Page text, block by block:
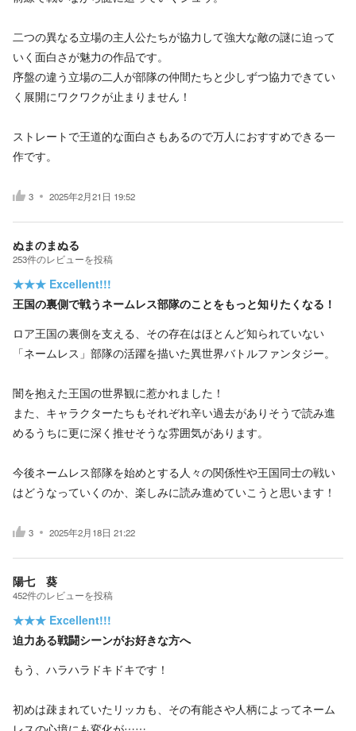
二つの異なる立場の主人公たちが協力して強大な敵の謎に迫って
いく面白さが魅力の作品です。
序盤の違う立場の二人が部隊の仲間たちと少しずつ協力できてい
く展開にワクワクが止まりません！
ストレートで王道的な面白さもあるので万人におすすめできる一
作です。
3 2025年2月21日 19:52
ぬまのまぬる
253件のレビューを投稿
★★★ Excellent!!!
王国の裏側で戦うネームレス部隊のことをもっと知りたくなる！
ロア王国の裏側を支える、その存在はほとんど知られていない
「ネームレス」部隊の活躍を描いた異世界バトルファンタジー。
闇を抱えた王国の世界観に惹かれました！
また、キャラクターたちもそれぞれ辛い過去がありそうで読み進
めるうちに更に深く推せそうな雰囲気があります。
今後ネームレス部隊を始めとする人々の関係性や王国同士の戦い
はどうなっていくのか、楽しみに読み進めていこうと思います！
3 2025年2月18日 21:22
陽七 葵
452件のレビューを投稿
★★★ Excellent!!!
迫力ある戦闘シーンがお好きな方へ
もう、ハラハラドキドキです！
初めは疎まれていたリッカも、その有能さや人柄によってネーム